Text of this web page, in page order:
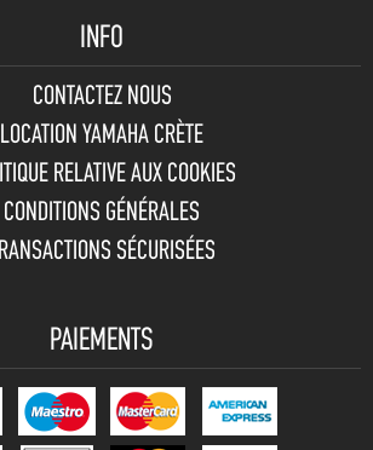
INFO
CONTACTEZ NOUS
LOCATION YAMAHA CRÈTE
RELATIVE AUX COOKIES
CONDITIONS GÉNÉRALES
SÉCURISÉES
PAIEMENTS